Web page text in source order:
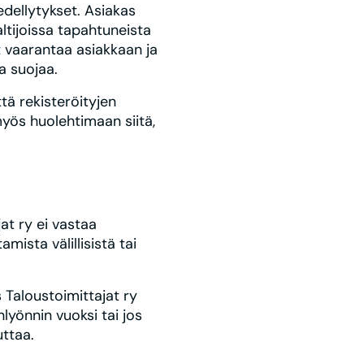
Asiakas
tapahtuneista
asiakkaan ja
suojaa.
rekisteröityjen
huolehtimaan siitä,
ry ei vastaa
välillisistä tai
Taloustoimittajat ry
vuoksi tai jos